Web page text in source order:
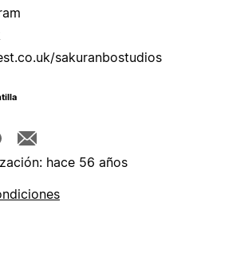
sakuranbostudios
hace 56 años